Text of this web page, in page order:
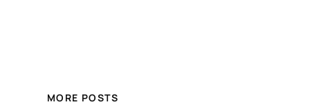
MORE POSTS